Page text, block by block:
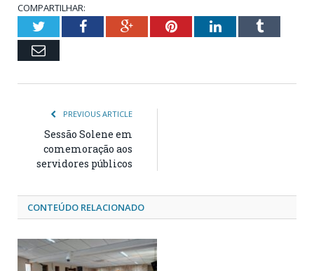
COMPARTILHAR:
TwitterFacebookGoogle+PinterestLinkedInTumblr
Email
PREVIOUS ARTICLE
Sessão Solene em
comemoração aos
servidores públicos
CONTEÚDO RELACIONADO